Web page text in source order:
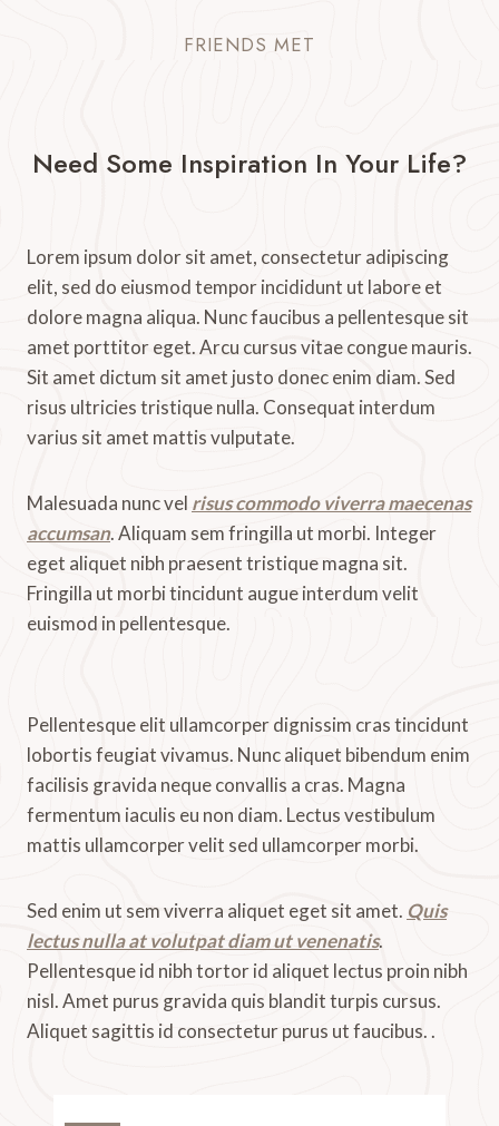
FRIENDS MET
Need Some Inspiration In Your Life?
Lorem ipsum dolor sit amet, consectetur adipiscing
elit, sed do eiusmod tempor incididunt ut labore et
dolore magna aliqua. Nunc faucibus a pellentesque sit
amet porttitor eget. Arcu cursus vitae congue mauris.
Sit amet dictum sit amet justo donec enim diam. Sed
risus ultricies tristique nulla. Consequat interdum
varius sit amet mattis vulputate.
Malesuada nunc vel risus commodo viverra maecenas
accumsan. Aliquam sem fringilla ut morbi. Integer
eget aliquet nibh praesent tristique magna sit.
Fringilla ut morbi tincidunt augue interdum velit
euismod in pellentesque.
Pellentesque elit ullamcorper dignissim cras tincidunt
lobortis feugiat vivamus. Nunc aliquet bibendum enim
facilisis gravida neque convallis a cras. Magna
fermentum iaculis eu non diam. Lectus vestibulum
mattis ullamcorper velit sed ullamcorper morbi.
Sed enim ut sem viverra aliquet eget sit amet. Quis
lectus nulla at volutpat diam ut venenatis.
Pellentesque id nibh tortor id aliquet lectus proin nibh
nisl. Amet purus gravida quis blandit turpis cursus.
Aliquet sagittis id consectetur purus ut faucibus. .